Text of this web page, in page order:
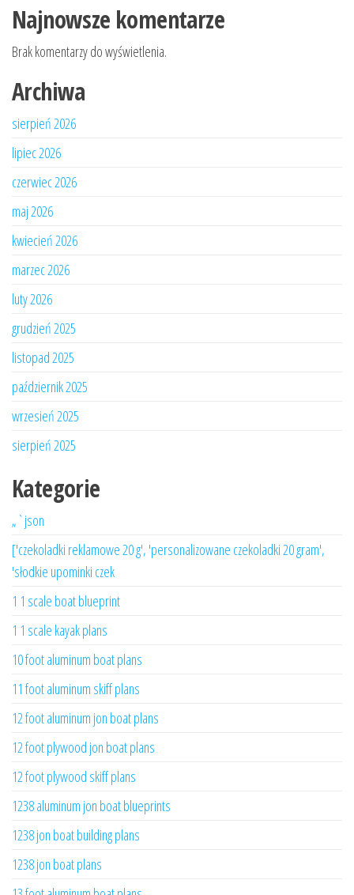
Najnowsze komentarze
Brak komentarzy do wyświetlenia.
Archiwa
sierpień 2026
lipiec 2026
czerwiec 2026
maj 2026
kwiecień 2026
marzec 2026
luty 2026
grudzień 2025
listopad 2025
październik 2025
wrzesień 2025
sierpień 2025
Kategorie
„`json
['czekoladki reklamowe 20 g', 'personalizowane czekoladki 20 gram',
'słodkie upominki czek
1 1 scale boat blueprint
1 1 scale kayak plans
10 foot aluminum boat plans
11 foot aluminum skiff plans
12 foot aluminum jon boat plans
12 foot plywood jon boat plans
12 foot plywood skiff plans
1238 aluminum jon boat blueprints
1238 jon boat building plans
1238 jon boat plans